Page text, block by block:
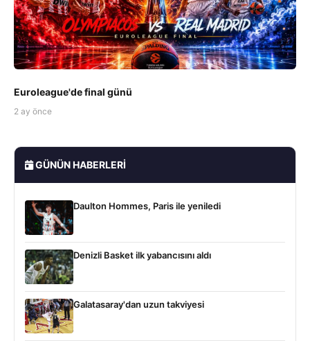
Euroleague'de final günü
2 ay önce
GÜNÜN HABERLERI
Daulton Hommes, Paris ile yeniledi
Denizli Basket ilk yabancısını aldı
Galatasaray'dan uzun takviyesi